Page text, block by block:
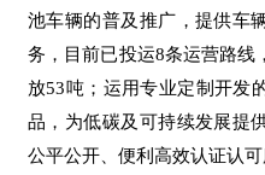
池车辆的普及推广，提供车
务，目前已投运8条运营路线
放53吨；运用专业定制开发
品，为低碳及可持续发展提
公平公开、便利高效认证认可